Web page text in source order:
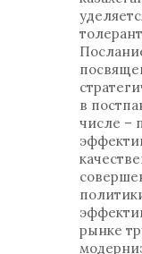
в
числе –
рынке